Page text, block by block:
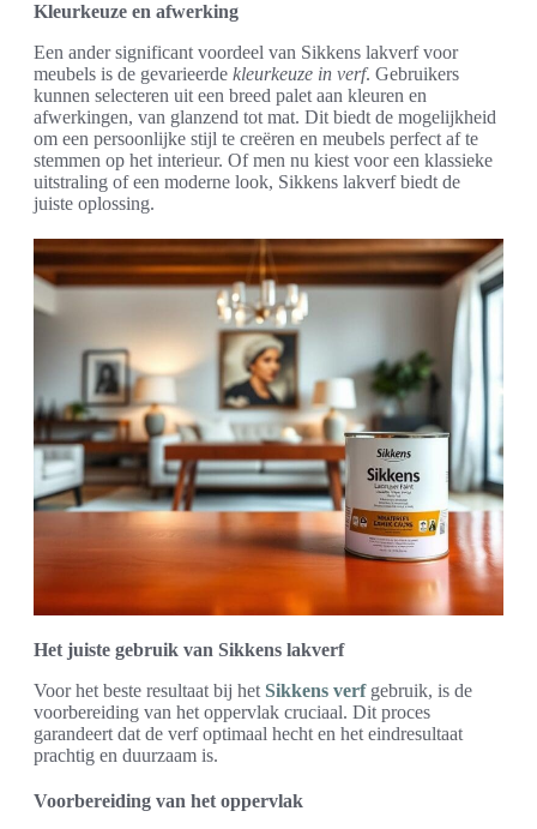
Kleurkeuze en afwerking
Een ander significant voordeel van Sikkens lakverf voor
meubels is de gevarieerde kleurkeuze in verf. Gebruikers
kunnen selecteren uit een breed palet aan kleuren en
afwerkingen, van glanzend tot mat. Dit biedt de mogelijkheid
om een persoonlijke stijl te creëren en meubels perfect af te
stemmen op het interieur. Of men nu kiest voor een klassieke
uitstraling of een moderne look, Sikkens lakverf biedt de
juiste oplossing.
Het juiste gebruik van Sikkens lakverf
Voor het beste resultaat bij het Sikkens verfgebruik, is de
voorbereiding van het oppervlak cruciaal. Dit proces
garandeert dat de verf optimaal hecht en het eindresultaat
prachtig en duurzaam is.
Voorbereiding van het oppervlak